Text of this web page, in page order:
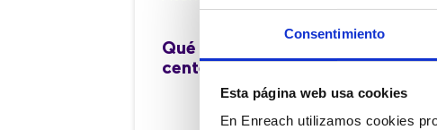
Consentimiento
Esta página web usa cookies
En Enreach utilizamos cookies
Qué es el FCR en un contact
center y cómo mejorarlo